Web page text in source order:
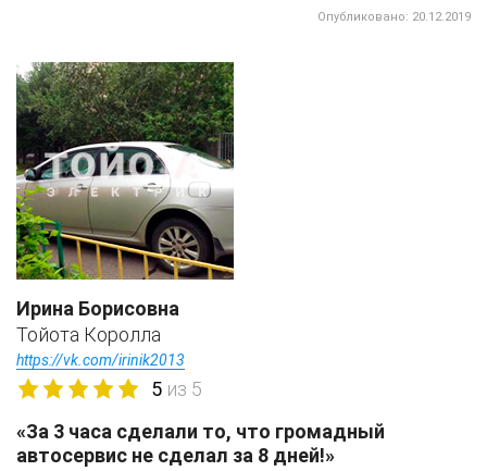
Опубликовано: 20.12.2019
Ирина Борисовна
Тойота Королла
https://vk.com/irinik2013
5 из 5
«За 3 часа сделали то, что громадный
автосервис не сделал за 8 дней!»